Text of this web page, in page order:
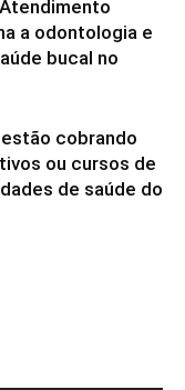
a odontologia e
bucal no
cobrando
ou cursos de
de saúde do